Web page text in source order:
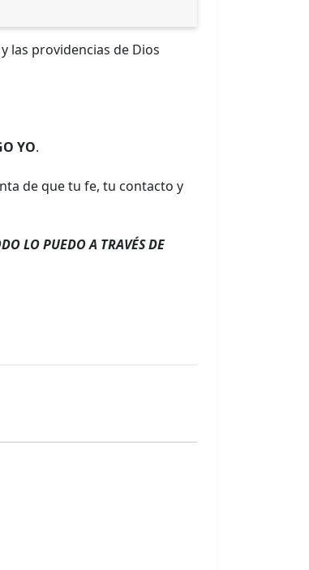
las providencias de Dios
YO.
de que tu fe, tu contacto y
LO PUEDO A TRAVÉS DE